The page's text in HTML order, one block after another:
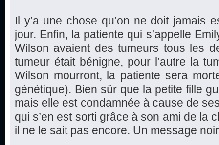
Il y’a une chose qu’on ne doit jamais
jour. Enfin, la patiente qui s’appelle
Wilson avaient des tumeurs tous les
tumeur était bénigne, pour l’autre la
Wilson mourront, la patiente sera
génétique). Bien sûr que la petite fille
mais elle est condamnée à cause de
qui s’en est sorti grâce à son ami de la
il ne le sait pas encore. Un message